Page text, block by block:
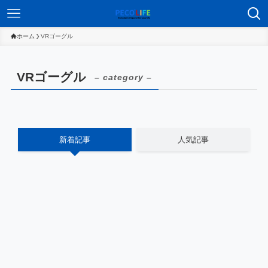
ホーム VRゴーグル
VRゴーグル – category –
新着記事 人気記事